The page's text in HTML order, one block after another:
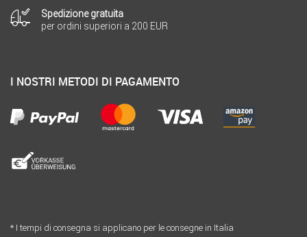
Spedizione gratuita
per ordini superiori a 200 EUR
I NOSTRI METODI DI PAGAMENTO
* I tempi di consegna si applicano per le consegne in Italia